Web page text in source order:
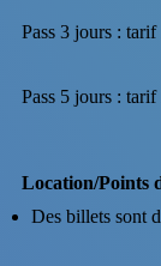
Pass 3 jours :
Pass 5 jours :
Location/Points
Des billets sont